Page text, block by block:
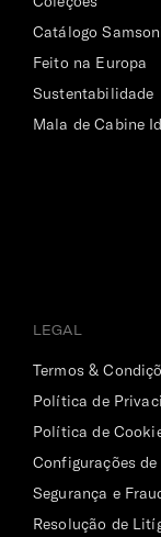
Catálogo
Feito na Europa
Sustentabilidade
Mala de Cabine
LEGAL
Termos &
Política de
Política de
Configurações
Segurança e
Resolução de